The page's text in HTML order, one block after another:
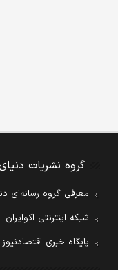
گروه نشریات
معرفی گروه رسانه‌ای
شبکه اینترنتی اکوایران
پایگاه خبری اقتصادنیوز